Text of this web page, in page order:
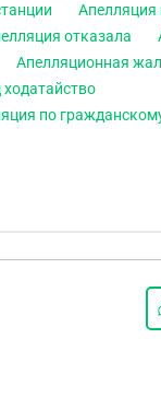
Апелляция
отказала
Апелляционная
по